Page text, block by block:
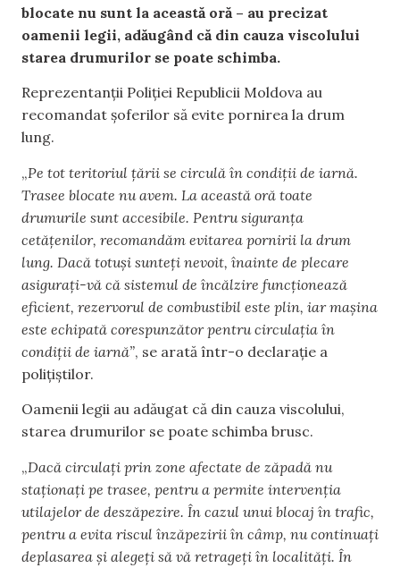
blocate nu sunt la această oră – au precizat
oamenii legii, adăugând că din cauza viscolului
starea drumurilor se poate schimba.
Reprezentanții Poliției Republicii Moldova au
recomandat șoferilor să evite pornirea la drum
lung.
„Pe tot teritoriul țării se circulă în condiții de iarnă.
Trasee blocate nu avem. La această oră toate
drumurile sunt accesibile. Pentru siguranţa
cetăţenilor, recomandăm evitarea pornirii la drum
lung. Dacă totuși sunteți nevoit, înainte de plecare
asigurați-vă că sistemul de încălzire funcţionează
eficient, rezervorul de combustibil este plin, iar mașina
este echipată corespunzător pentru circulaţia în
condiţii de iarnă”, se arată într-o declarație a
polițiștilor.
Oamenii legii au adăugat că din cauza viscolului,
starea drumurilor se poate schimba brusc.
„Dacă circulați prin zone afectate de zăpadă nu
staționați pe trasee, pentru a permite intervenţia
utilajelor de deszăpezire. În cazul unui blocaj în trafic,
pentru a evita riscul înzăpezirii în câmp, nu continuaţi
deplasarea şi alegeţi să vă retrageţi în localități. În